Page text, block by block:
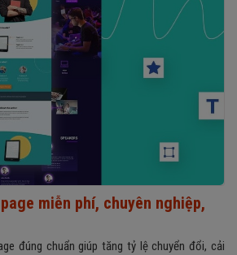
miễn phí, chuyên nghiệp,
đúng chuẩn giúp tăng tỷ lệ chuyển đổi, cải